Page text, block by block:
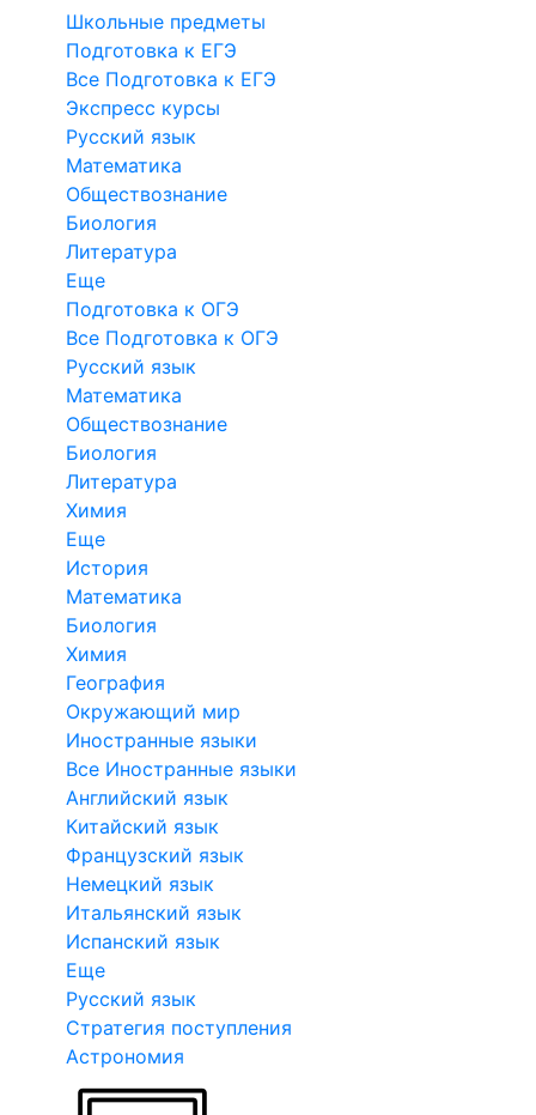
Школьные предметы
Подготовка к ЕГЭ
Все Подготовка к ЕГЭ
Экспресс курсы
Русский язык
Математика
Обществознание
Биология
Литература
Еще
Подготовка к ОГЭ
Все Подготовка к ОГЭ
Русский язык
Математика
Обществознание
Биология
Литература
Химия
Еще
История
Математика
Биология
Химия
География
Окружающий мир
Иностранные языки
Все Иностранные языки
Английский язык
Китайский язык
Французский язык
Немецкий язык
Итальянский язык
Испанский язык
Еще
Русский язык
Стратегия поступления
Астрономия